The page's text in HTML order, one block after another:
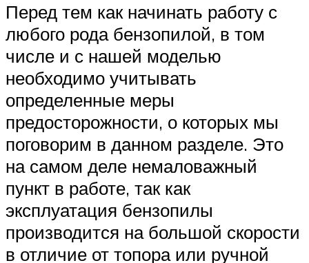
Перед тем как начинать работу с
любого рода бензопилой, в том
числе и с нашей моделью
необходимо учитывать
определенные меры
предосторожности, о которых мы
поговорим в данном разделе. Это
на самом деле немаловажный
пункт в работе, так как
эксплуатация бензопилы
производится на большой скорости
в отличие от топора или ручной